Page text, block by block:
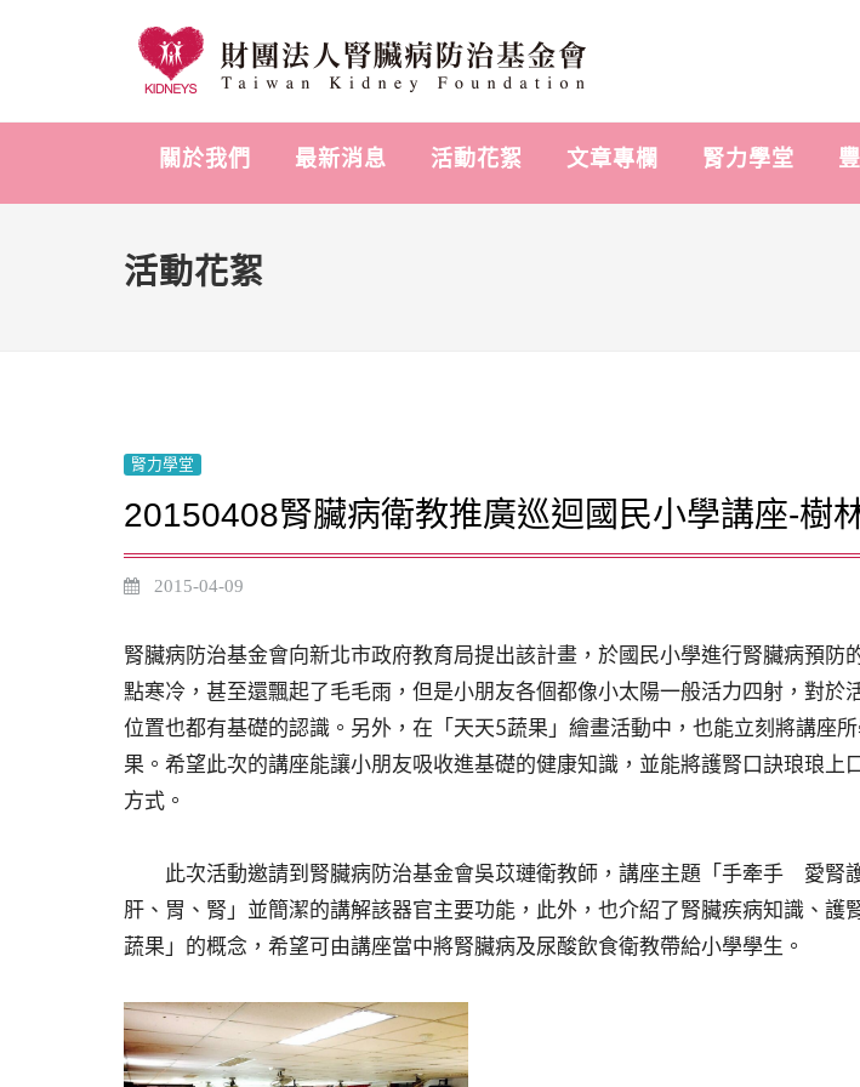
關於我們 最新消息 活動花絮 文章專欄 腎力學堂
活動花絮
腎力學堂
20150408腎臟病衛教推廣巡迴國民小學講座-樹
2015-04-09
腎臟病防治基金會向新北市政府教育局提出該計畫，於國民小學進行腎臟病預
點寒冷，甚至還飄起了毛毛雨，但是小朋友各個都像小太陽一般活力四射，對
位置也都有基礎的認識。另外，在「天天5蔬果」繪畫活動中，也能立刻將講座
果。希望此次的講座能讓小朋友吸收進基礎的健康知識，並能將護腎口訣琅琅
方式。
此次活動邀請到腎臟病防治基金會吳苡璉衛教師，講座主題「手牽手 愛腎
肝、胃、腎」並簡潔的講解該器官主要功能，此外，也介紹了腎臟疾病知識、
蔬果」的概念，希望可由講座當中將腎臟病及尿酸飲食衛教帶給小學學生。